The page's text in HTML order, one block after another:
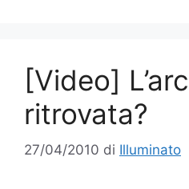
[Video]
ritrovata?
27/04/2010 di Illuminato